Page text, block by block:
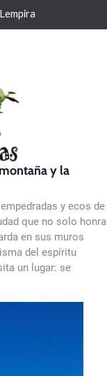
y la
y ecos de
que no solo honra
en sus muros
del espíritu
un lugar: se